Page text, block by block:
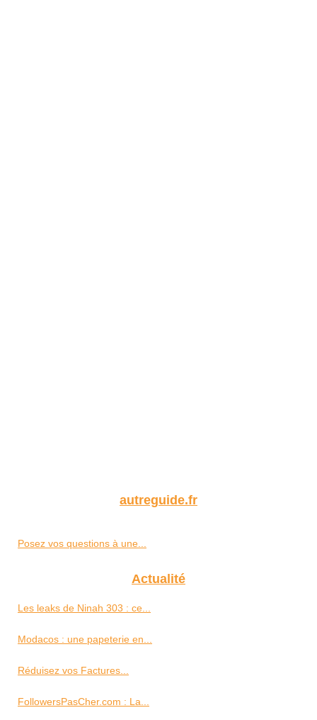
autreguide.fr
Posez vos questions à une...
Actualité
Les leaks de Ninah 303 : ce...
Modacos : une papeterie en...
Réduisez vos Factures...
FollowersPasCher.com : La...